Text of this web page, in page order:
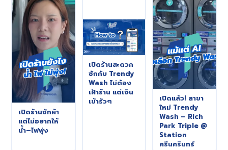
เปิดร้านซักผ้า
แต่ไม่อยากให้
น้ำ–ไฟพุ่ง
เปิดร้านสะดวก
ซักกับ Trendy
Wash ไม่ต้อง
เฝ้าร้าน แต่เงิน
เข้ารัวๆ
เปิดแล้ว! สาขา
ใหม่ Trendy
Wash – Rich
Park Triple @
Station
ศรีนครินทร์